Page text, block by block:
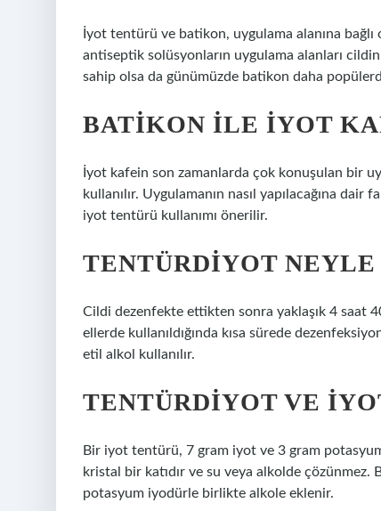
İyot tentürü ve batikon, uygulama alanına bağlı
antiseptik solüsyonların uygulama alanları
sahip olsa da günümüzde batikon daha
BATIKON ILE IYOT
İyot kafein son zamanlarda çok konuşulan bir
kullanılır. Uygulamanın nasıl yapılacağına
iyot tentürü kullanımı önerilir.
TENTÜRDIYOT
Cildi dezenfekte ettikten sonra yaklaşık 4 saat
ellerde kullanıldığında kısa sürede
etil alkol kullanılır.
TENTÜRDIYOT VE
Bir iyot tentürü, 7 gram iyot ve 3 gram
kristal bir katıdır ve su veya alkolde
potasyum iyodürle birlikte alkole eklenir.